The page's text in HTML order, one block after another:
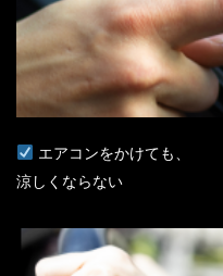
エアコンをかけても、
涼しくならない